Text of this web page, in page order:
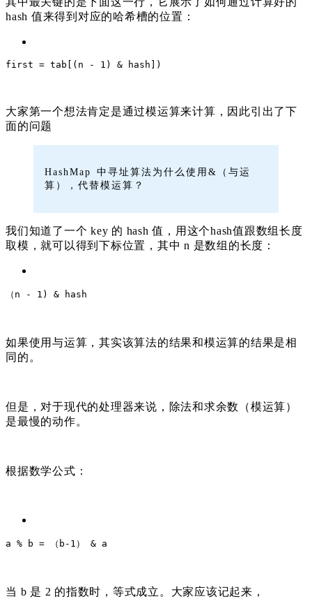
hash 值来得到对应的哈希槽的位置：
first = tab[(n - 1 ) & hash])
大家第一个想法肯定是通过模运算来计算，因此引出了下
面的问题
HashMap 中寻址算法为什么使用&（与运
算），代替模运算？
我们知道了一个 key 的 hash 值，用这个hash值跟数组长度
取模，就可以得到下标位置， 其中 n 是数组的长度 ：
（n - 1) & hash
如果使用与运算 ，其实该算法的结果和模运算的结果是相
同的。
但是，对于现代的处理器来说，除法和求余数（模运算）
是最慢的动作。
根据数学公式：
a % b = （b- 1 ） & a
当 b 是 2 的指数时，等式成立。大家应该记起来，